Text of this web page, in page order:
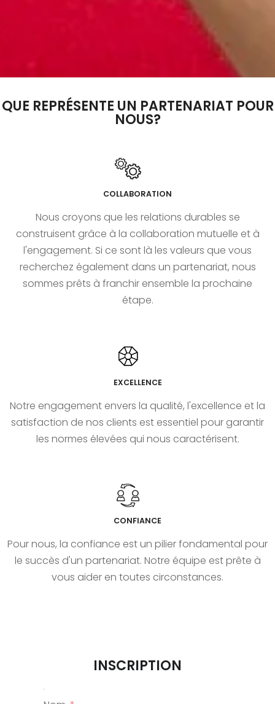
QUE REPRÉSENTE UN PARTENARIAT POUR
NOUS?
COLLABORATION
Nous croyons que les relations durables se
construisent grâce à la collaboration mutuelle et à
l'engagement. Si ce sont là les valeurs que vous
recherchez également dans un partenariat, nous
sommes prêts à franchir ensemble la prochaine
étape.
EXCELLENCE
Notre engagement envers la qualité, l'excellence et la
satisfaction de nos clients est essentiel pour garantir
les normes élevées qui nous caractérisent.
CONFIANCE
Pour nous, la confiance est un pilier fondamental pour
le succès d'un partenariat. Notre équipe est prête à
vous aider en toutes circonstances.
INSCRIPTION